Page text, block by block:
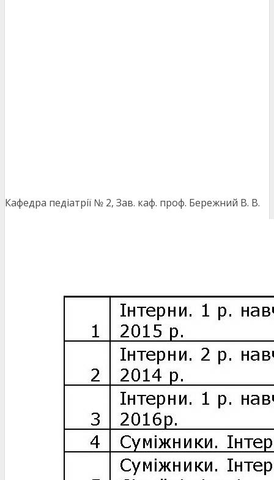
Кафедра педіатрії № 2, Зав. каф. проф. Бережний В. В.